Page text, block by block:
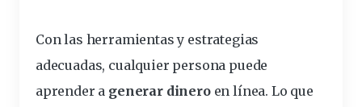
Con las herramientas y estrategias
adecuadas, cualquier persona puede
aprender a generar dineroen línea. Lo que